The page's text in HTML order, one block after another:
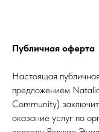
Публичная оферта
Настоящая
предложением
Community)
оказание услуг по